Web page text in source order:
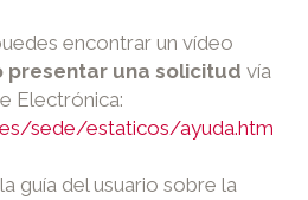
encontrar un vídeo
presentar una solicitud vía
Electrónica:
sede/estaticos/ayuda.htm
guía del usuario sobre la